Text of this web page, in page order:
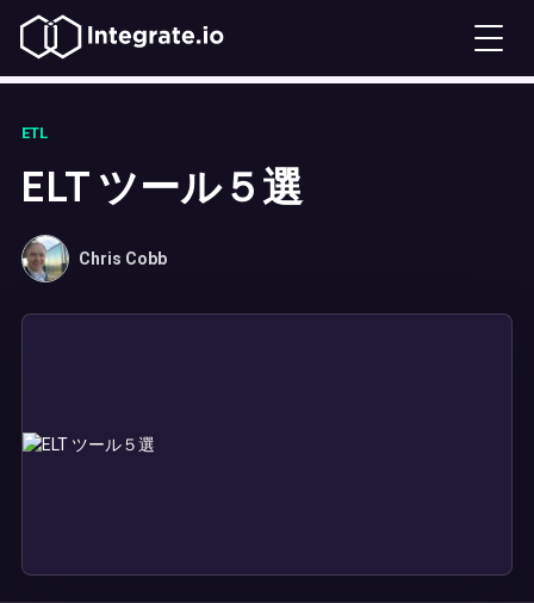
ETL
ELT ツール５選
Chris Cobb